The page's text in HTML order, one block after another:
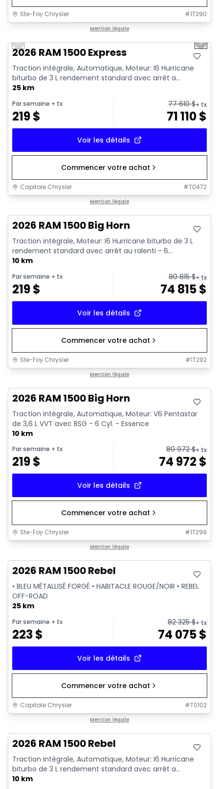
Ste-Foy Chrysler #1T290
Mention légale
Previous slide Next
2026 RAM 1500 Express
Traction intégrale, Automatique, Moteur: I6 Hurricane
biturbo de 3 L rendement standard avec arrêt a...
25 km
Par semaine + tx
219$
77 610$+ tx
71 110$
Voir les détails
Commencer votre achat
Capitale Chrysler #T0472
Mention légale
2026 RAM 1500 Big Horn
Traction intégrale, Moteur: I6 Hurricane biturbo de 3 L
rendement standard avec arrêt au ralenti - 6...
10 km
Par semaine + tx
219$
80 815$+ tx
74 815$
Voir les détails
Commencer votre achat
Ste-Foy Chrysler #1T292
Mention légale
2026 RAM 1500 Big Horn
Traction intégrale, Automatique, Moteur: V6 Pentastar
de 3,6 L VVT avec BSG - 6 Cyl. - Essence
10 km
Par semaine + tx
219$
80 972$+ tx
74 972 $
Voir les détails
Commencer votre achat
Ste-Foy Chrysler #1T299
Mention légale
2026 RAM 1500 Rebel
• BLEU MÉTALLISÉ FORGÉ • HABITACLE ROUGE/NOIR • REBEL
OFF-ROAD
25 km
Par semaine + tx
223$
82 325$+ tx
74 075$
Voir les détails
Commencer votre achat
Capitale Chrysler #T0102
Mention légale
2026 RAM 1500 Rebel
Traction intégrale, Automatique, Moteur: I6 Hurricane
biturbo de 3 L rendement standard avec arrêt a...
10 km